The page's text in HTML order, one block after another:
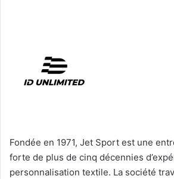
Fondée en 1971, Jet Sport est une
forte de plus de cinq décennies
personnalisation textile. La société